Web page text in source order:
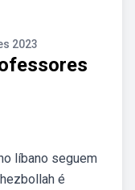
2023
líbano seguem
é